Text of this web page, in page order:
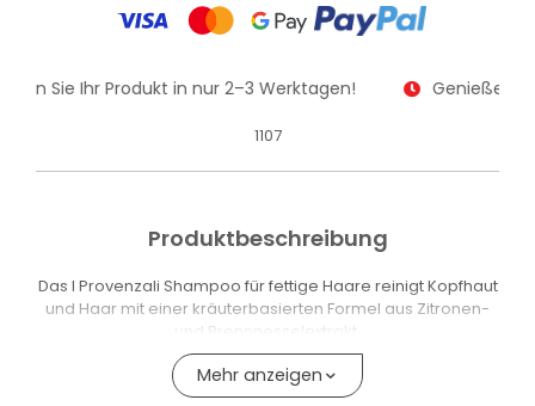
Sie Ihr Produkt in nur 2–3 Werktagen! Genießen
1107
Produktbeschreibung
Das I Provenzali Shampoo für fettige Haare reinigt Kopfhaut
und Haar mit einer kräuterbasierten Formel aus Zitronen-
und Brennnesselextrakt.
Die Waschbasis besteht aus Tensiden pflanzlicher Herkunft.
Die Formel enthält zudem hydrolysierte Reisproteine,
Mehr anzeigen